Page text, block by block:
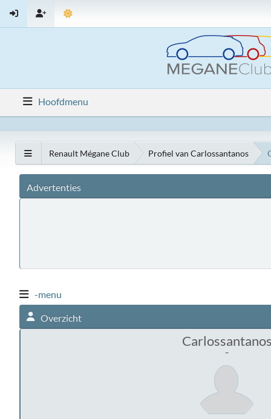
Hoofdmenu
Renault Mégane Club Profiel van Carlossantanos
Advertenties
-menu
Overzicht
-